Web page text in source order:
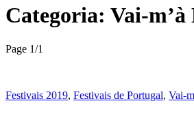
Categoria: Vai-m’à
Page 1/1
Festivais 2019, Festivais de Portugal, Vai-